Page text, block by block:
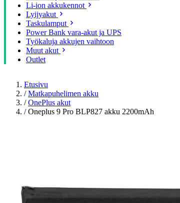
Li-ion akkukennot
Lyijyakut
Taskulamput
Power Bank vara-akut ja UPS
Työkaluja akkujen vaihtoon
Muut akut
Outlet
Etusivu
/ Matkapuhelimen akku
/ OnePlus akut
/ Oneplus 9 Pro BLP827 akku 2200mAh